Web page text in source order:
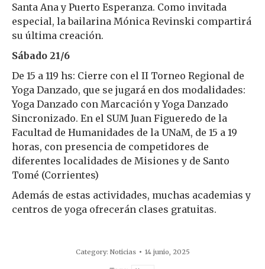
Santa Ana y Puerto Esperanza. Como invitada
especial, la bailarina Mónica Revinski compartirá
su última creación.
Sábado 21/6
De 15 a 119 hs: Cierre con el II Torneo Regional de
Yoga Danzado, que se jugará en dos modalidades:
Yoga Danzado con Marcación y Yoga Danzado
Sincronizado. En el SUM Juan Figueredo de la
Facultad de Humanidades de la UNaM, de 15 a 19
horas, con presencia de competidores de
diferentes localidades de Misiones y de Santo
Tomé (Corrientes)
Además de estas actividades, muchas academias y
centros de yoga ofrecerán clases gratuitas.
Category: Noticias 14 junio, 2025